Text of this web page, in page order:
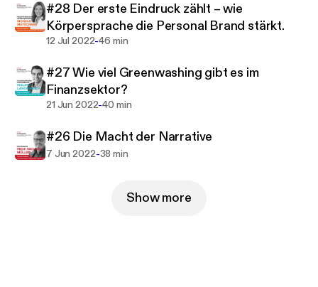
Gab es Widerstände oder Standing Ovations?
Wir fragen nach, wie man es schafft, neue Wege in
Organisationen zu gehen.
Wie man die großen Linien mit den operativen
Gegebenheiten verbindet.
Das Erstarren in der Vergangenheit ist der Tod von
In unseren Talks geht es letztlich um die offene
#28 Der erste Eindruck zählt – wie
Körpersprache die Personal Brand stärkt.
12 Jul 2022-46 min
#27 Wie viel Greenwashing gibt es im
Finanzsektor?
21 Jun 2022-40 min
#26 Die Macht der Narrative
7 Jun 2022-38 min
Show more